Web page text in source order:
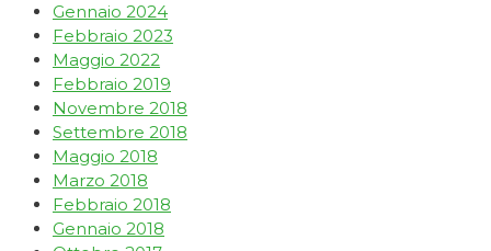
Gennaio 2024
Febbraio 2023
Maggio 2022
Febbraio 2019
Novembre 2018
Settembre 2018
Maggio 2018
Marzo 2018
Febbraio 2018
Gennaio 2018